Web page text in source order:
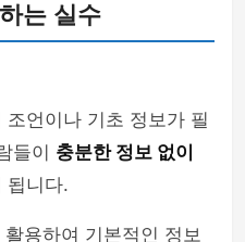
는 실수
언이나 기초 정보가 필
들이 충분한 정보 없이
됩니다.
용하여 기본적인 정보